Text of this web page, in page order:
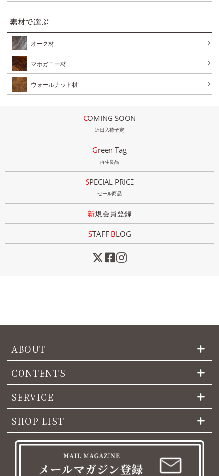
素材で選ぶ
オーク材
マホガニー材
ウォールナット材
COMING SOON
近日入荷予定
Green Tag
再生良品
SPECIAL PRICE
セール商品
新規会員登録
STAFF BLOG
ABOUT
CONTENTS
SERVICE
SHOP LIST